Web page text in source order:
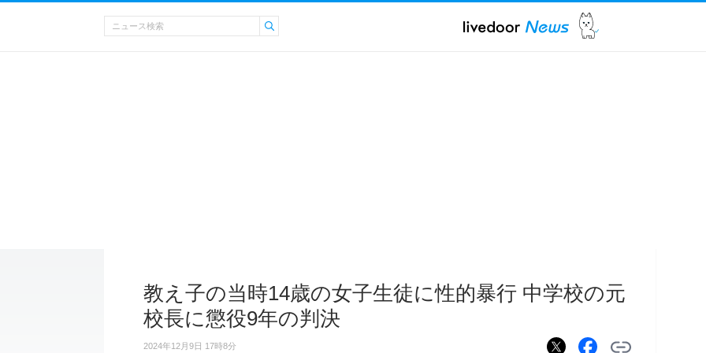
教え子の当時14歳の女子生徒に性的暴行 中学校の元
校長に懲役9年の判決
2024年12月9日 17時8分